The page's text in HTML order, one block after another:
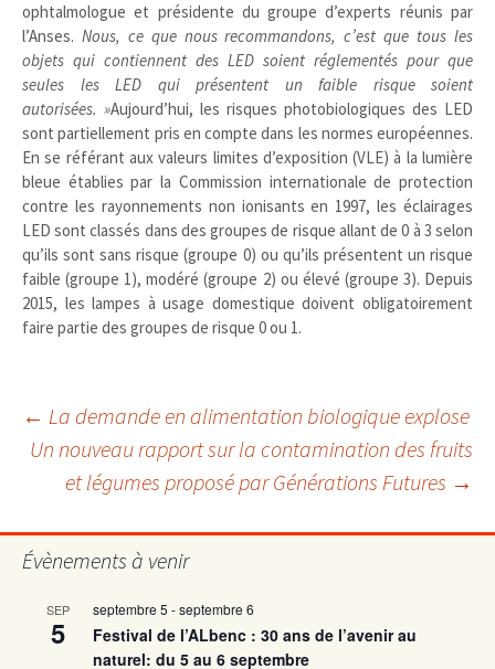
ophtalmologue et présidente du groupe d’experts réunis par
l’Anses. Nous, ce que nous recommandons, c’est que tous les
objets qui contiennent des LED soient réglementés pour que
seules les LED qui présentent un faible risque soient
autorisées. »Aujourd’hui, les risques photobiologiques des LED
sont partiellement pris en compte dans les normes européennes.
En se référant aux valeurs limites d’exposition (VLE) à la lumière
bleue établies par la Commission internationale de protection
contre les rayonnements non ionisants en 1997, les éclairages
LED sont classés dans des groupes de risque allant de 0 à 3 selon
qu’ils sont sans risque (groupe 0) ou qu’ils présentent un risque
faible (groupe 1), modéré (groupe 2) ou élevé (groupe 3). Depuis
2015, les lampes à usage domestique doivent obligatoirement
faire partie des groupes de risque 0 ou 1.
Navigation
des
articles
← La demande en alimentation biologique explose
Un nouveau rapport sur la contamination des fruits
et légumes proposé par Générations Futures →
Évènements à venir
SEP
5
septembre 5 -septembre 6
Festival de l’ALbenc : 30 ans de l’avenir au
naturel: du 5 au 6 septembre